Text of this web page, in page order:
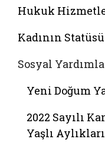
Hukuk
Kadının
Sosyal
Yeni Doğum
2022 Sayılı
Yaşlı Aylıkları